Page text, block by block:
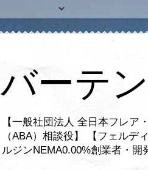
バーテ
【一般社団法人 全日本フレ
（ABA）相談役】 【フェル
ルジンNEMA0.00%創業者・